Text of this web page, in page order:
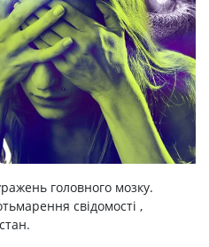
головного мозку.
свідомості ,